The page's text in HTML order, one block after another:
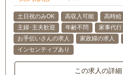
土日祝のみOK 高収入可能 高時給
主婦･主夫歓迎
年齢不問
家事代
お手伝いさんの求人
家政婦の求人
インセンティブあり
この求人の詳